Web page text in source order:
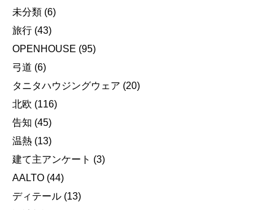
未分類 (6)
旅行 (43)
OPENHOUSE (95)
弓道 (6)
タニタハウジングウェア (20)
北欧 (116)
告知 (45)
温熱 (13)
建て主アンケート (3)
AALTO (44)
ディテール (13)